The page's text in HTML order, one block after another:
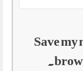
Save my